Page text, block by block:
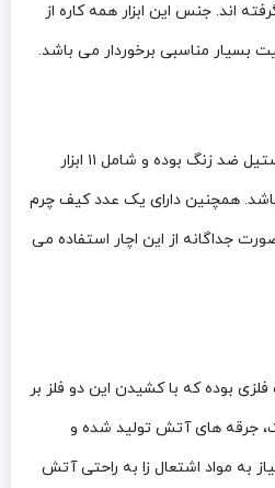
اند. جنس این ابزار همه کاره از
بسیار مناسبی برخوردار می باشد.
این آچار کارتی نیز از جنس استیل ضد زنگ بوده و شامل ۱۱ ابزار
همچنین دارای یک عدد کیف چرم
جداگانه از این اچار استفاده می
بوده که با کشیدن این دو فلز بر
جرقه های آتش تولید شده و
به مواد اشتعال زا به راحتی آتش